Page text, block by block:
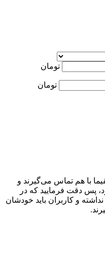
تومان
تومان
با هم تماس می‌گیرند و
پس دقت فرمایید که در
و کاربران باید خودشان